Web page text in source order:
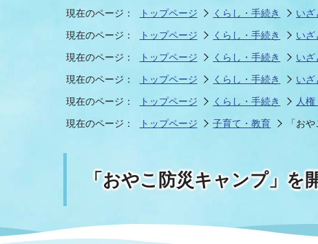
まちづくり 地域
いわき市女性活躍推進ポータ
雇用
電子サービス オー
スポーツ 施設
いわき市へのアクセス いわ
保健・衛生 指定
職員 行政
市の
市議会 審議
監査委員 農業
現在のページ：
トップページ くらし・手続き いざ
現在のページ：
トップページ くらし・手続き いざ
現在のページ：
トップページ くらし・手続き いざ
現在のページ：
トップページ くらし・手続き いざ
現在のページ：
トップページ くらし・手続き 人
現在のページ：
トップページ 子育て・教育 「お
「おやこ防災キャンプ」を